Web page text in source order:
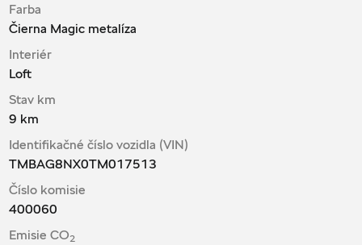
Farba
Čierna Magic metalíza
Interiér
Loft
Stav km
9 km
Identifikačné číslo vozidla (VIN)
TMBAG8NX0TM017513
Číslo komisie
400060
Emisie CO2